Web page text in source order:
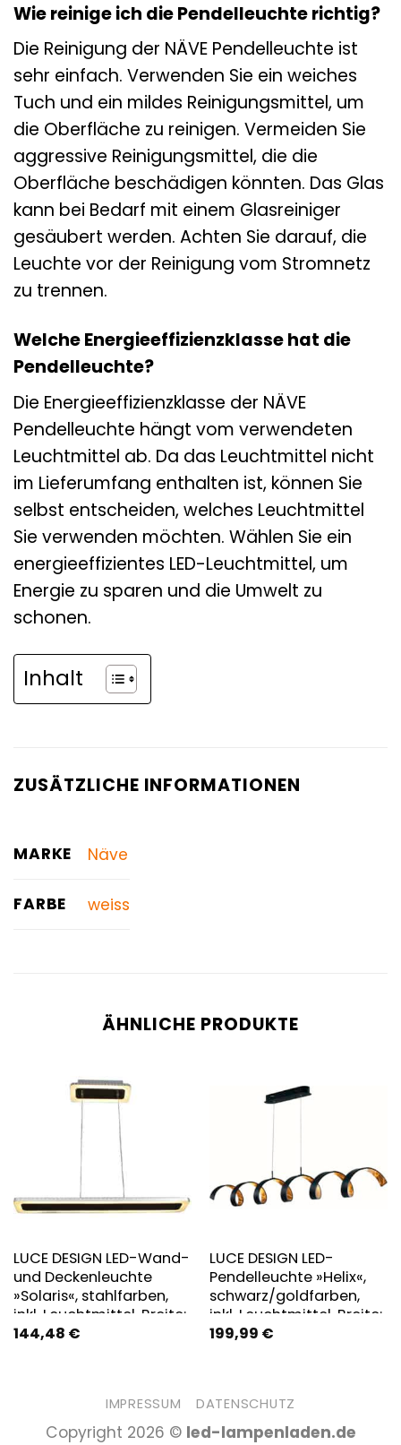
Wie reinige ich die Pendelleuchte richtig?
Die Reinigung der NÄVE Pendelleuchte ist
sehr einfach. Verwenden Sie ein weiches
Tuch und ein mildes Reinigungsmittel, um
die Oberfläche zu reinigen. Vermeiden Sie
aggressive Reinigungsmittel, die die
Oberfläche beschädigen könnten. Das Glas
kann bei Bedarf mit einem Glasreiniger
gesäubert werden. Achten Sie darauf, die
Leuchte vor der Reinigung vom Stromnetz
zu trennen.
Welche Energieeffizienzklasse hat die
Pendelleuchte?
Die Energieeffizienzklasse der NÄVE
Pendelleuchte hängt vom verwendeten
Leuchtmittel ab. Da das Leuchtmittel nicht
im Lieferumfang enthalten ist, können Sie
selbst entscheiden, welches Leuchtmittel
Sie verwenden möchten. Wählen Sie ein
energieeffizientes LED-Leuchtmittel, um
Energie zu sparen und die Umwelt zu
schonen.
Inhalt
ZUSÄTZLICHE INFORMATIONEN
MARKE Näve
FARBE weiss
ÄHNLICHE PRODUKTE
LUCE DESIGN LED-Wand-
und Deckenleuchte
»Solaris«, stahlfarben,
inkl. Leuchtmittel, Breite:
12 cm – silberfarben
144,48 €
LUCE DESIGN LED-
Pendelleuchte »Helix«,
schwarz/goldfarben,
inkl. Leuchtmittel, Breite:
125 cm
199,99 €
IMPRESSUM DATENSCHUTZ
Copyright 2026 © led-lampenladen.de